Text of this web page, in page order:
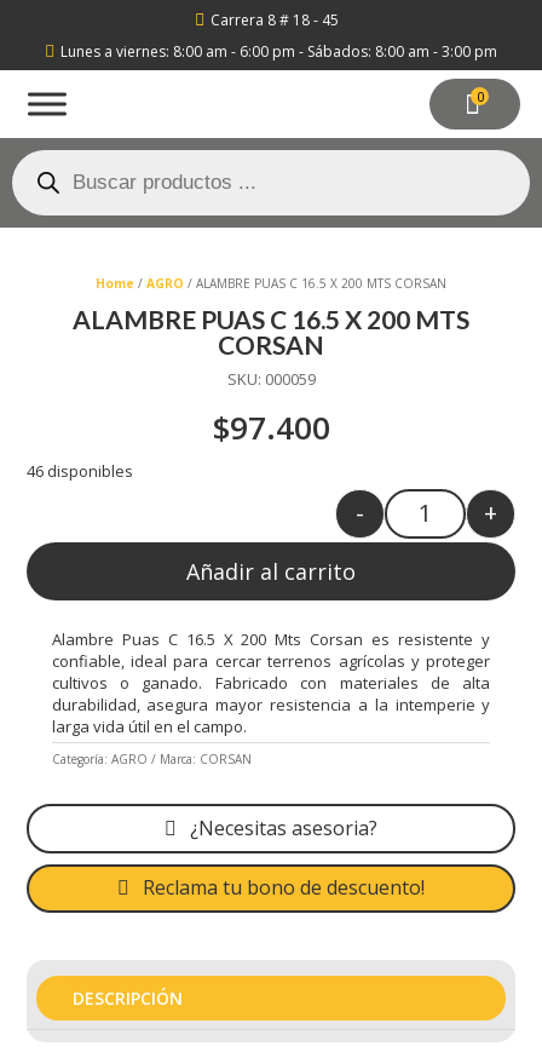
 Carrera 8 # 18 - 45
 Lunes a viernes: 8:00 am - 6:00 pm - Sábados: 8:00 am - 3:00 pm
0
Búsqueda
de
productos
Home / AGRO / ALAMBRE PUAS C 16.5 X 200 MTS CORSAN
ALAMBRE PUAS C 16.5 X 200 MTS
CORSAN
SKU: 000059
$97.400
46 disponibles
Quantity
- +
Añadir al carrito
Alambre Puas C 16.5 X 200 Mts Corsan es resistente y
confiable, ideal para cercar terrenos agrícolas y proteger
cultivos o ganado. Fabricado con materiales de alta
durabilidad, asegura mayor resistencia a la intemperie y
larga vida útil en el campo.
Categoría: AGRO Marca: CORSAN
¿Necesitas asesoria?
Reclama tu bono de descuento!
DESCRIPCIÓN